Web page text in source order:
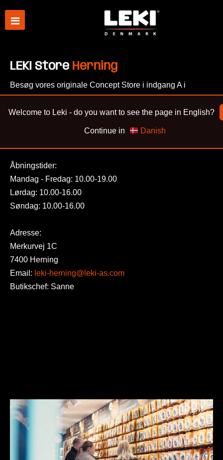
Welcome to Leki - do you want to see the page in English?
Continue in Danish
LEKI Store Herning
Besøg vores originale Concept Store i indgang A i
herningCentret, og træd ind i en verden af mobiltilbehør.
Udover mobiltilbehør i særklasse til en pris der giver
Åbningstider:
Mandag - Fredag: 10.00-19.00
Lørdag: 10.00-16.00
Søndag: 10.00-16.00
Adresse:
Merkurvej 1C
7400 Herning
Email: leki-herning@leki-as.com
Butikschef: Sanne